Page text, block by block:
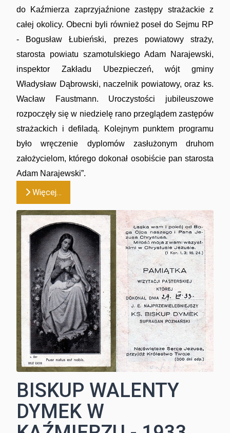
do Kaźmierza zaprzyjaźnione zastępy strażackie z
całej okolicy. Obecni byli również poseł do Sejmu RP
- Bogusław Łubieński, prezes powiatowy straży,
starosta powiatu szamotulskiego Adam Narajewski,
inspektor Zakładu Ubezpieczeń, wójt gminy
Władysław Dąbrowski, naczelnik powiatowy, oraz ks.
Wacław Faustmann. Uroczystości jubileuszowe
rozpoczęły się w niedzielę rano przeglądem zastępów
strażackich i defiladą. Kolejnym punktem programu
było wręczenie dyplomów zasłużonym druhom
założycielom, którego dokonał osobiście pan starosta
Adam Narajewski”.
Więcej…
BISKUP WALENTY
DYMEK W